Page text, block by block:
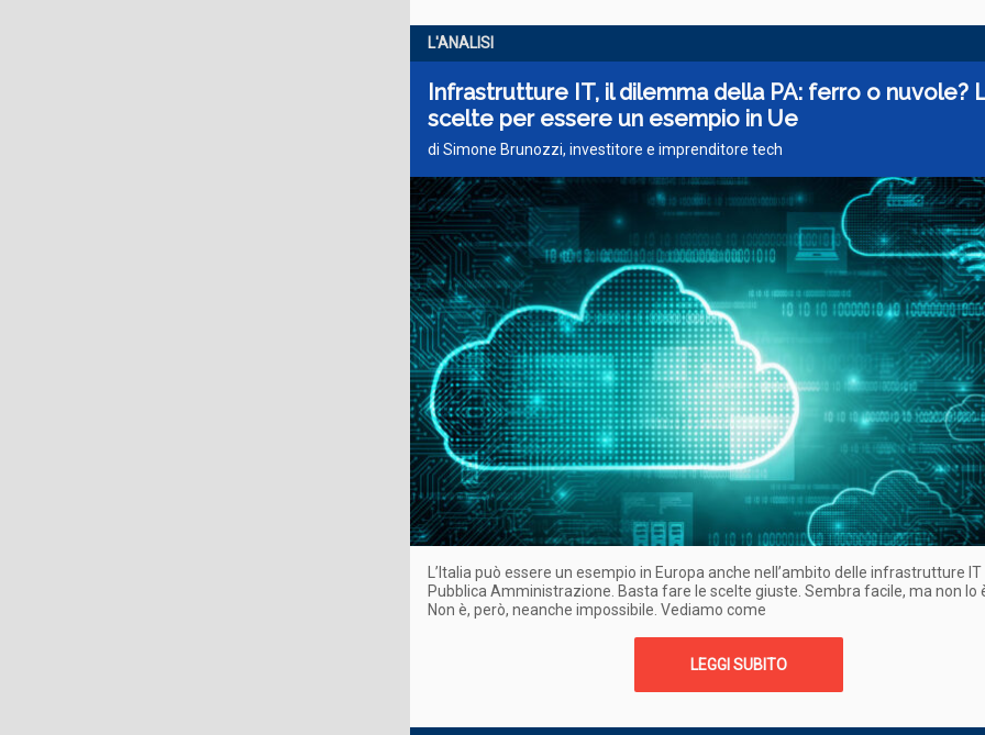
L'ANALISI
Infrastrutture IT, il dilemma della PA: ferro o nuvole?
scelte per essere un esempio in Ue
di Simone Brunozzi, investitore e imprenditore tech
L’Italia può essere un esempio in Europa anche nell’ambito delle infrastrutture
Pubblica Amministrazione. Basta fare le scelte giuste. Sembra facile, ma non
Non è, però, neanche impossibile. Vediamo come
LEGGI SUBITO